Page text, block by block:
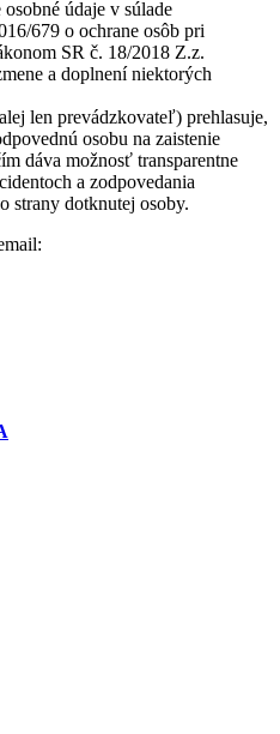
údaje v súlade
679 o ochrane osôb pri
SR č. 18/2018 Z.z.
a doplnení niektorých
len prevádzkovateľ) prehlasuje,
osobu na zaistenie
dáva možnosť transparentne
a zodpovedania
strany dotknutej osoby.